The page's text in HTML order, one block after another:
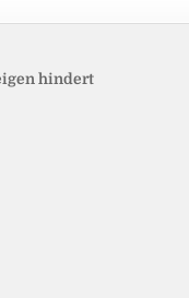
hindert